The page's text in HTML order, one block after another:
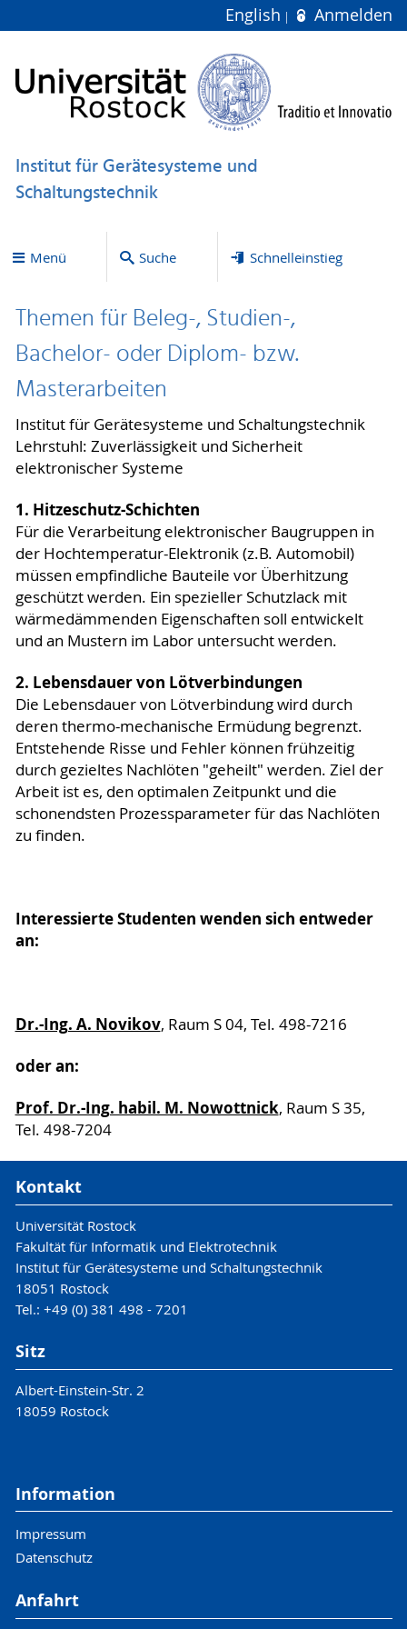
English Anmelden
Institut für Gerätesysteme und
Schaltungstechnik
Menü Suche Schnelleinstieg
Themen für Beleg-, Studien-,
Bachelor- oder Diplom- bzw.
Masterarbeiten
Institut für Gerätesysteme und Schaltungstechnik
Lehrstuhl: Zuverlässigkeit und Sicherheit
elektronischer Systeme
1. Hitzeschutz-Schichten
Für die Verarbeitung elektronischer Baugruppen in
der Hochtemperatur-Elektronik (z.B. Automobil)
müssen empfindliche Bauteile vor Überhitzung
geschützt werden. Ein spezieller Schutzlack mit
wärmedämmenden Eigenschaften soll entwickelt
und an Mustern im Labor untersucht werden.
2. Lebensdauer von Lötverbindungen
Die Lebensdauer von Lötverbindung wird durch
deren thermo-mechanische Ermüdung begrenzt.
Entstehende Risse und Fehler können frühzeitig
durch gezieltes Nachlöten "geheilt" werden. Ziel der
Arbeit ist es, den optimalen Zeitpunkt und die
schonendsten Prozessparameter für das Nachlöten
zu finden.
Interessierte Studenten wenden sich entweder
an:
Dr.-Ing. A. Novikov, Raum S 04, Tel. 498-7216
oder an:
Prof. Dr.-Ing. habil. M. Nowottnick, Raum S 35,
Tel. 498-7204
Kontakt
Universität Rostock
Fakultät für Informatik und Elektrotechnik
Institut für Gerätesysteme und Schaltungstechnik
18051 Rostock
Tel.: +49 (0) 381 498 - 7201
Sitz
Albert-Einstein-Str. 2
18059 Rostock
Information
Impressum
Datenschutz
Anfahrt